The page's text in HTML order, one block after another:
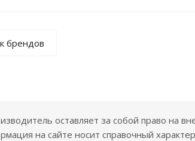
брендов
оставляет за собой право на
на сайте носит справочный